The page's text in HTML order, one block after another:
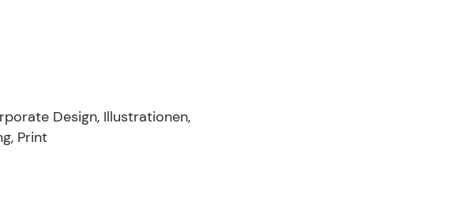
Design, Illustrationen,
Print